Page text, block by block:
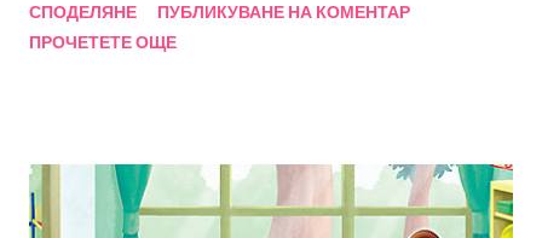
зададете и въпросите, които вас най-много вълнуват.
Събитието е подходящо за родители на деца от 0 до 7
психолог с основна дейност превенция и интервенция на
емоционални и поведенчески отклонения, управител и
СПОДЕЛЯНЕ
ПУБЛИКУВАНЕ НА КОМЕНТАР
ПРОЧЕТЕТЕ ОЩЕ